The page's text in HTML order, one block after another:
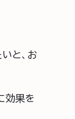
と、お
効果を